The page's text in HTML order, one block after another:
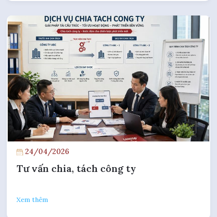
24/04/2026
Tư vấn chia, tách công ty
Xem thêm